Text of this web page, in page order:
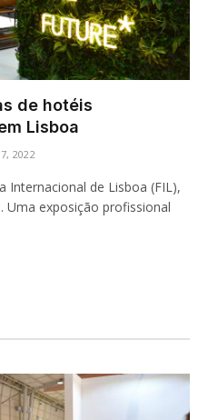
de hotéis
Lisboa
2022
Internacional de Lisboa (FIL),
Uma exposição profissional